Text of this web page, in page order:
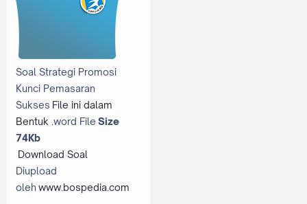
Soal Strategi Promosi
Kunci Pemasaran
Sukses File ini dalam
Bentuk . word File Size
74Kb
Download Soal
Diupload
oleh www.bospedia.com